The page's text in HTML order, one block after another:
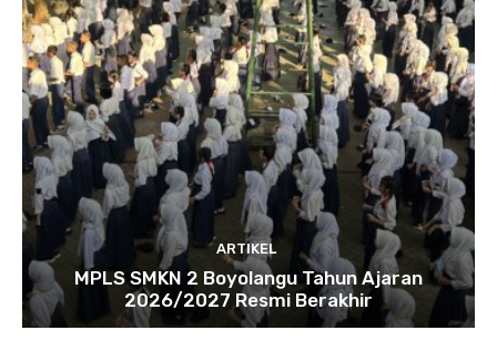
ARTIKEL
MPLS SMKN 2 Boyolangu Tahun Ajaran
2026/2027 Resmi Berakhir